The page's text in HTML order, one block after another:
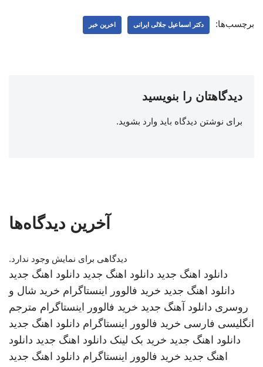
برچسب‌ها: دکتر اسماعیل جلالی ایرانی اخرین خبر
دیدگاهتان را بنویسید
برای نوشتن دیدگاه باید وارد بشوید.
آخرین دیدگاه‌ها
دیدگاهی برای نمایش وجود ندارد.
دانلود اهنگ جدید دانلود اهنگ جدید دانلود اهنگ جدید
دانلود اهنگ جدید خرید فالوور اینستاگرام خرید شال و
روسری دانلود آهنگ جدید خرید فالوور اینستاگرام مترجم
انگلیسی فارسی خرید فالوور اینستاگرام دانلود اهنگ جدید
دانلود اهنگ جدید خرید بک لینک دانلود اهنگ جدید دانلود
اهنگ جدید خرید فالوور اینستاگرام دانلود اهنگ جدید